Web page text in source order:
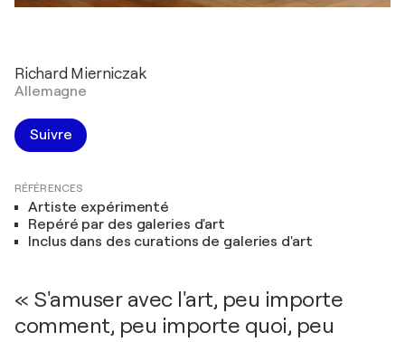
Richard Mierniczak
Allemagne
Suivre
RÉFÉRENCES
Artiste expérimenté
Repéré par des galeries d'art
Inclus dans des curations de galeries d'art
« S'amuser avec l'art, peu importe
comment, peu importe quoi, peu